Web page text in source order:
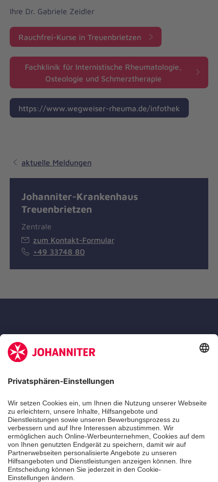
Ihre Dr. Gabriele Zeidler
Rauchfrei-Kurse in Treuenbrietzen
Fachklinik für Internistische Rheumatologie,
Osteologie und Schmerztherapie
https://www.wegweiser-rheuma.de/infothek
aktuelle Meldungen
Johanniter-Krankenhaus
Treuenbrietzen
Zentrale
zum Kontakt-Formular
+49 33748 80
Deutschen Spendenrates e.V.
Kununu Top Company 2026